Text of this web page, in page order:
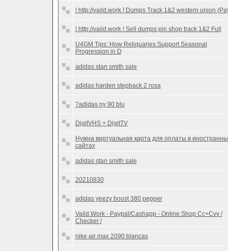
! http://vaild.work ! Dumps Track 1&2 western union
! http://vaild.work ! Sell dumps pin shop track 1&2 Full
U4GM Tips: How Reliquaries Support Seasonal
Progression in D
adidas stan smith sale
adidas harden stepback 2 rosa
?adidas ny 90 blu
DigitVHS + DigitTV
Нужна виртуальная карта для оплаты в
сайтах
adidas stan smith sale
20210830
adidas yeezy boost 380 pepper
Vaild.Work - Paypal/Cashapp - Online Shop Cc+Cvv /
Checker /
nike air max 2090 blancas